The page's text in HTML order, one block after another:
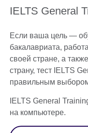
IELTS General
Если ваша цель —
бакалавриата,
своей стране, а
страну, тест IELTS
правильным
IELTS General
на компьютере.